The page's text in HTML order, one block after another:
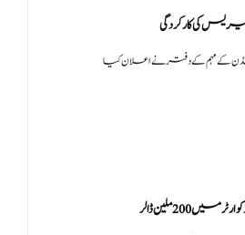
کی کارکردگی
کے مہم کے دفتر نے اعلان کیا
ملین ڈالر